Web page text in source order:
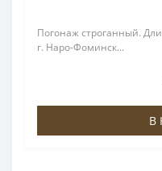
Погонаж строганный.
г. Наро-Фоминск...
В